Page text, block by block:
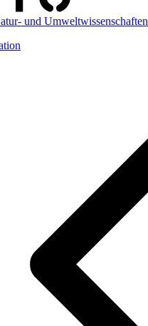
und Umweltwissenschaften